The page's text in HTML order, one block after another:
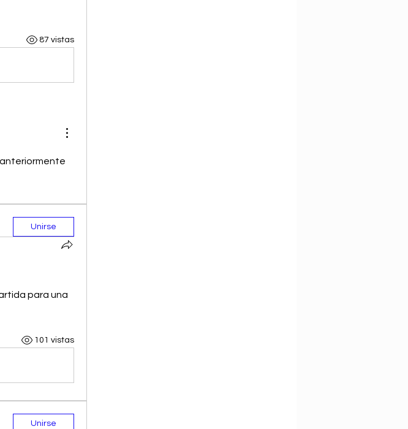
87 vistas
Unirse
para una
101 vistas
Unirse